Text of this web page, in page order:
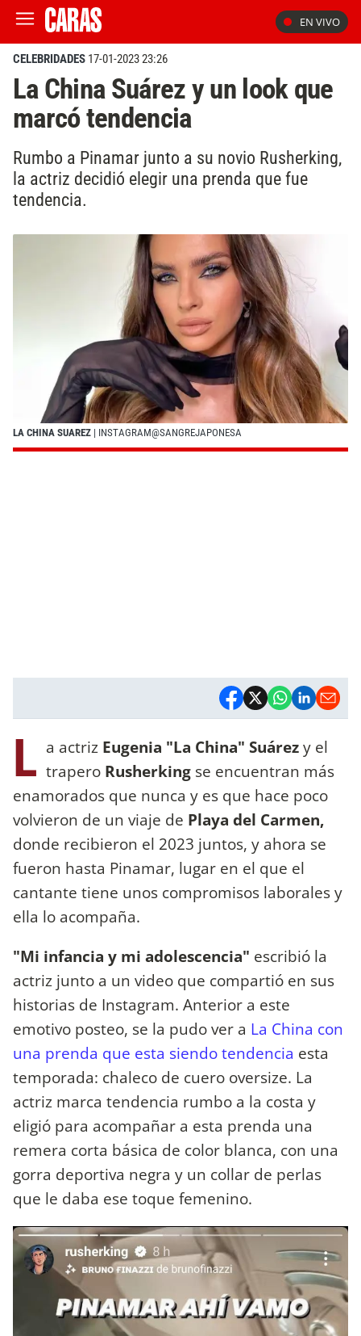
EN VIVO
CELEBRIDADES 17-01-2023 23:26
La China Suárez y un look que
marcó tendencia
Rumbo a Pinamar junto a su novio Rusherking,
la actriz decidió elegir una prenda que fue
tendencia.
LA CHINA SUAREZ | INSTAGRAM@SANGREJAPONESA
L a actriz Eugenia "La China" Suárezy el
trapero Rusherking se encuentran más
enamorados que nunca y es que hace poco
volvieron de un viaje de Playa del Carmen,
donde recibieron el 2023 juntos, y ahora se
fueron hasta Pinamar, lugar en el que el
cantante tiene unos compromisos laborales y
ella lo acompaña.
"Mi infancia y mi adolescencia" escribió la
actriz junto a un video que compartió en sus
historias de Instagram. Anterior a este
emotivo posteo, se la pudo ver a La China con
una prenda que esta siendo tendencia esta
temporada: chaleco de cuero oversize. La
actriz marca tendencia rumbo a la costa y
eligió para acompañar a esta prenda una
remera corta básica de color blanca, con una
gorra deportiva negra y un collar de perlas
que le daba ese toque femenino.